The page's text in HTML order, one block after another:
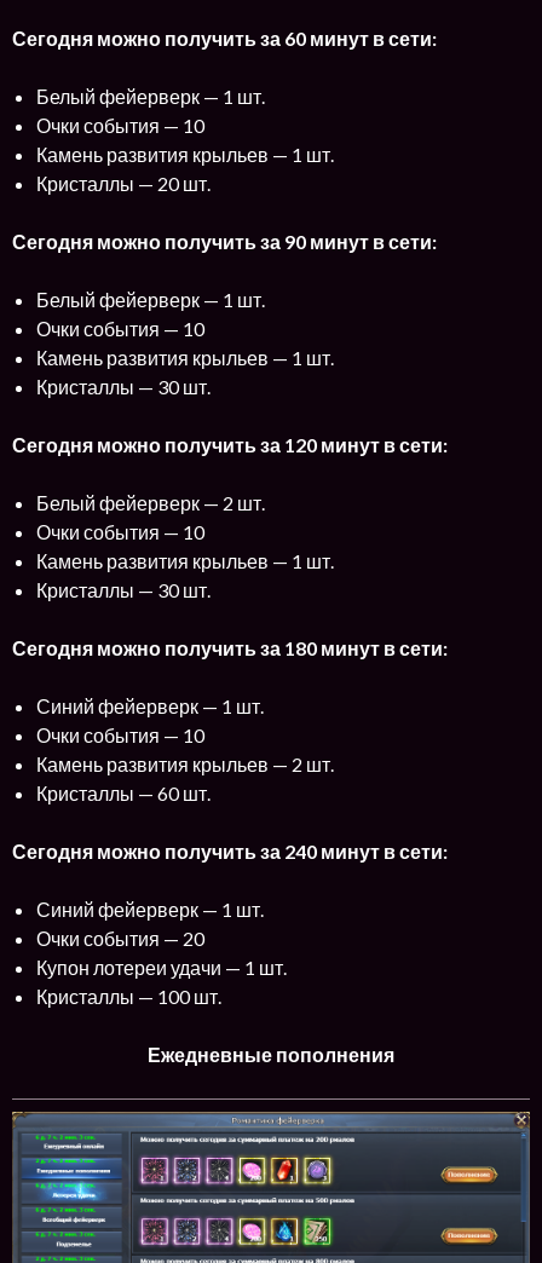
Сегодня можно получить за 60 минут в сети:
Белый фейерверк — 1 шт.
Очки события — 10
Камень развития крыльев — 1 шт.
Кристаллы — 20 шт.
Сегодня можно получить за 90 минут в сети:
Белый фейерверк — 1 шт.
Очки события — 10
Камень развития крыльев — 1 шт.
Кристаллы — 30 шт.
Сегодня можно получить за 120 минут в сети:
Белый фейерверк — 2 шт.
Очки события — 10
Камень развития крыльев — 1 шт.
Кристаллы — 30 шт.
Сегодня можно получить за 180 минут в сети:
Синий фейерверк — 1 шт.
Очки события — 10
Камень развития крыльев — 2 шт.
Кристаллы — 60 шт.
Сегодня можно получить за 240 минут в сети:
Синий фейерверк — 1 шт.
Очки события — 20
Купон лотереи удачи — 1 шт.
Кристаллы — 100 шт.
Ежедневные пополнения